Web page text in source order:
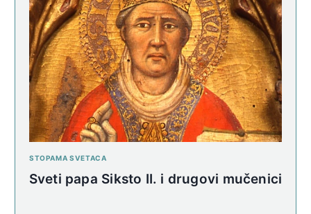
STOPAMA SVETACA
Sveti papa Siksto II. i drugovi mučenici